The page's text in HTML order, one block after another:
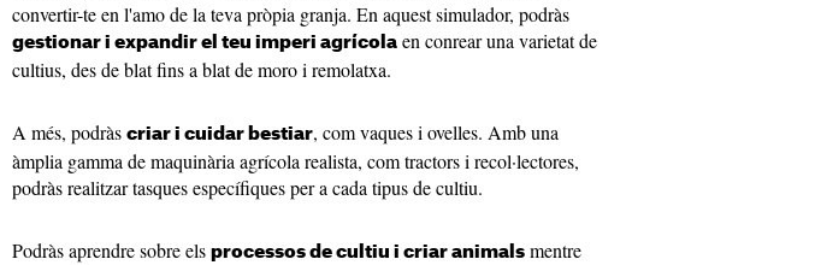
convertir-te en l'amo de la teva pròpia granja. En aquest simulador, podràs
gestionar i expandir el teu imperi agrícola en conrear una varietat de
cultius, des de blat fins a blat de moro i remolatxa.
A més, podràs criar i cuidar bestiar, com vaques i ovelles. Amb una
àmplia gamma de maquinària agrícola realista, com tractors i recol·lectores,
podràs realitzar tasques específiques per a cada tipus de cultiu.
Podràs aprendre sobre els processos de cultiu i criar animals mentre